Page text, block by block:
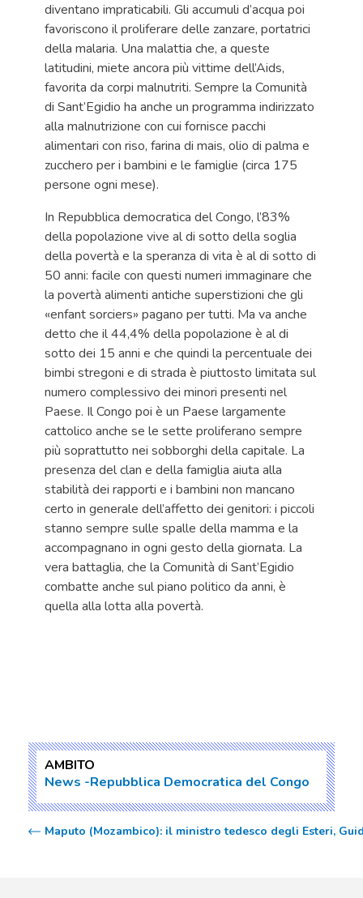
diventano impraticabili. Gli accumuli d’acqua poi
favoriscono il proliferare delle zanzare, portatrici
della malaria. Una malattia che, a queste
latitudini, miete ancora più vittime dell’Aids,
favorita da corpi malnutriti. Sempre la Comunità
di Sant’Egidio ha anche un programma indirizzato
alla malnutrizione con cui fornisce pacchi
alimentari con riso, farina di mais, olio di palma e
zucchero per i bambini e le famiglie (circa 175
persone ogni mese).
In Repubblica democratica del Congo, l’83%
della popolazione vive al di sotto della soglia
della povertà e la speranza di vita è al di sotto di
50 anni: facile con questi numeri immaginare che
la povertà alimenti antiche superstizioni che gli
«enfant sorciers» pagano per tutti. Ma va anche
detto che il 44,4% della popolazione è al di
sotto dei 15 anni e che quindi la percentuale dei
bimbi stregoni e di strada è piuttosto limitata sul
numero complessivo dei minori presenti nel
Paese. Il Congo poi è un Paese largamente
cattolico anche se le sette proliferano sempre
più soprattutto nei sobborghi della capitale. La
presenza del clan e della famiglia aiuta alla
stabilità dei rapporti e i bambini non mancano
certo in generale dell’affetto dei genitori: i piccoli
stanno sempre sulle spalle della mamma e la
accompagnano in ogni gesto della giornata. La
vera battaglia, che la Comunità di Sant’Egidio
combatte anche sul piano politico da anni, è
quella alla lotta alla povertà.
AMBITO
News Repubblica Democratica del Congo
Maputo (Mozambico): il ministro tedesco degli Esteri,